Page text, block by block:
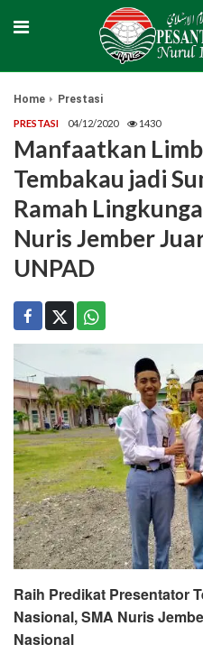
Home Prestasi
PRESTASI 04/12/2020 1430
Manfaatkan
Tembakau jadi
Ramah
Nuris Jember
UNPAD
Raih Predikat Presentator
Nasional, SMA Nuris
Nasional